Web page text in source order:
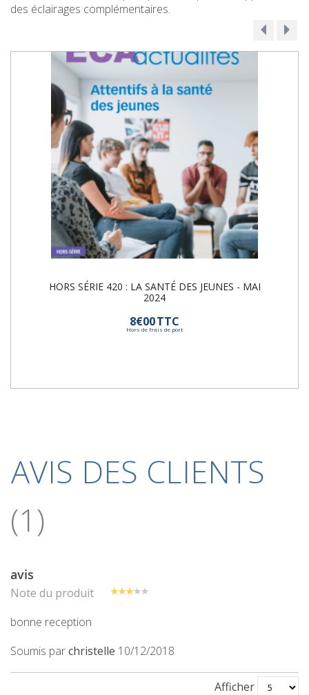
des éclairages complémentaires.
HORS SÉRIE 420 : LA SANTÉ DES JEUNES - MAI
2024
8€00TTC
Hors de frais de port
AVIS DES CLIENTS
1
avis
Note du produit
bonne reception
Soumis parchristelle Soumis
10/12/2018
Afficher